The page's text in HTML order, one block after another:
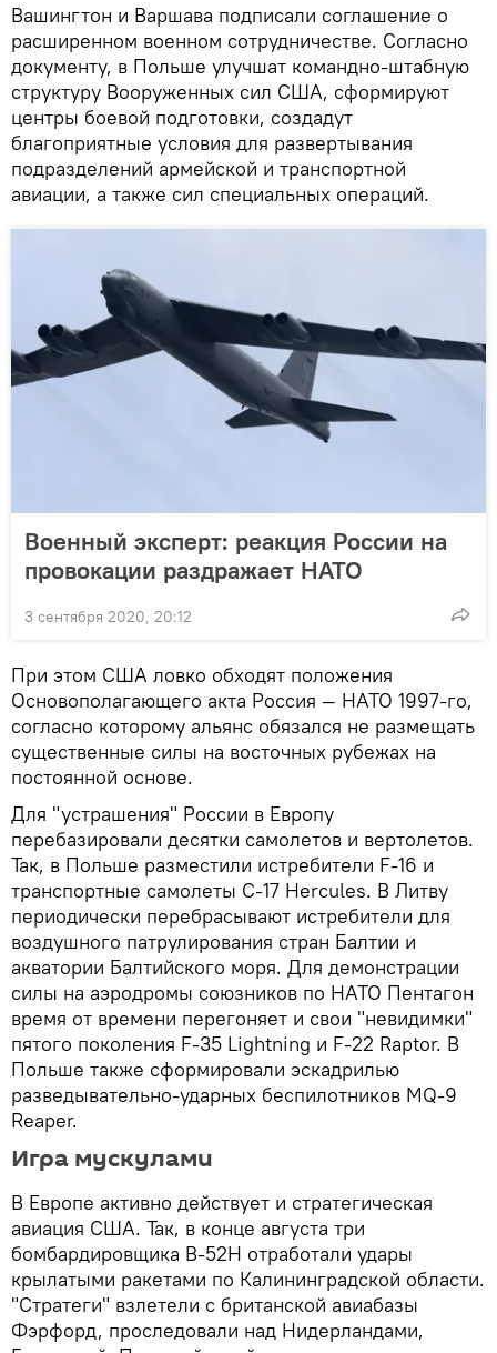
Вашингтон и Варшава подписали соглашение о
расширенном военном сотрудничестве. Согласно
документу, в Польше улучшат командно-штабную
структуру Вооруженных сил США, сформируют
центры боевой подготовки, создадут
благоприятные условия для развертывания
подразделений армейской и транспортной
авиации, а также сил специальных операций.
Военный эксперт: реакция России на
провокации раздражает НАТО
3 сентября 2020, 20:12
При этом США ловко обходят положения
Основополагающего акта Россия — НАТО 1997-го,
согласно которому альянс обязался не размещать
существенные силы на восточных рубежах на
постоянной основе.
Для "устрашения" России в Европу
перебазировали десятки самолетов и вертолетов.
Так, в Польше разместили истребители F-16 и
транспортные самолеты C-17 Hercules. В Литву
периодически перебрасывают истребители для
воздушного патрулирования стран Балтии и
акватории Балтийского моря. Для демонстрации
силы на аэродромы союзников по НАТО Пентагон
время от времени перегоняет и свои "невидимки"
пятого поколения F-35 Lightning и F-22 Raptor. В
Польше также сформировали эскадрилью
разведывательно-ударных беспилотников MQ-9
Reaper.
Игра мускулами
В Европе активно действует и стратегическая
авиация США. Так, в конце августа три
бомбардировщика В-52Н отработали удары
крылатыми ракетами по Калининградской области.
"Стратеги" взлетели с британской авиабазы
Фэрфорд, проследовали над Нидерландами,